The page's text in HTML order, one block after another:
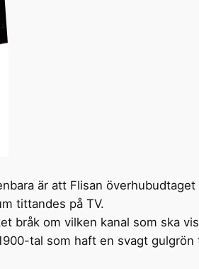
är att Flisan
tittandes på TV.
bråk om vilken kanal som ska
tal som haft en svagt